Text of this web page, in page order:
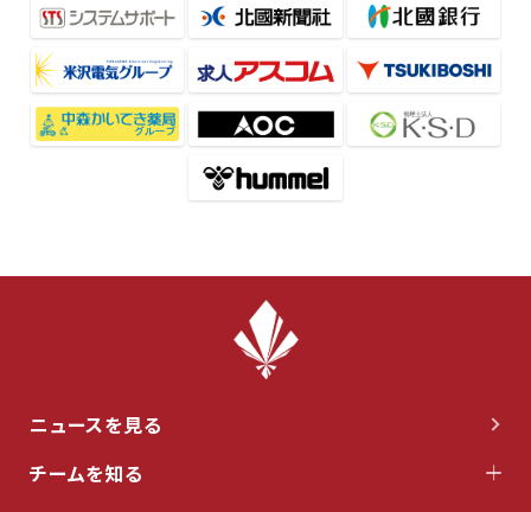
ニュースを見る
チームを知る